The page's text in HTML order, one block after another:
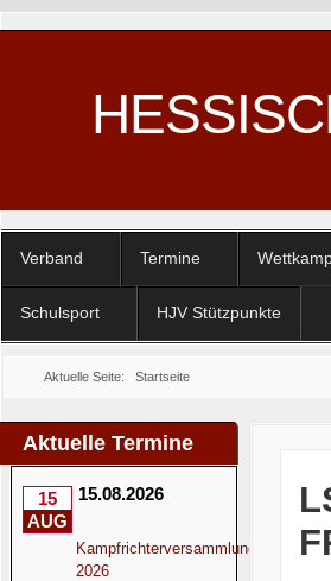
Verband Termine
Schulsport HJV Stützpunkte
Aktuelle Seite: Startseite
Aktuelle Termine
15
AUG
15.08.2026
Kampfrichterversammlung
2026